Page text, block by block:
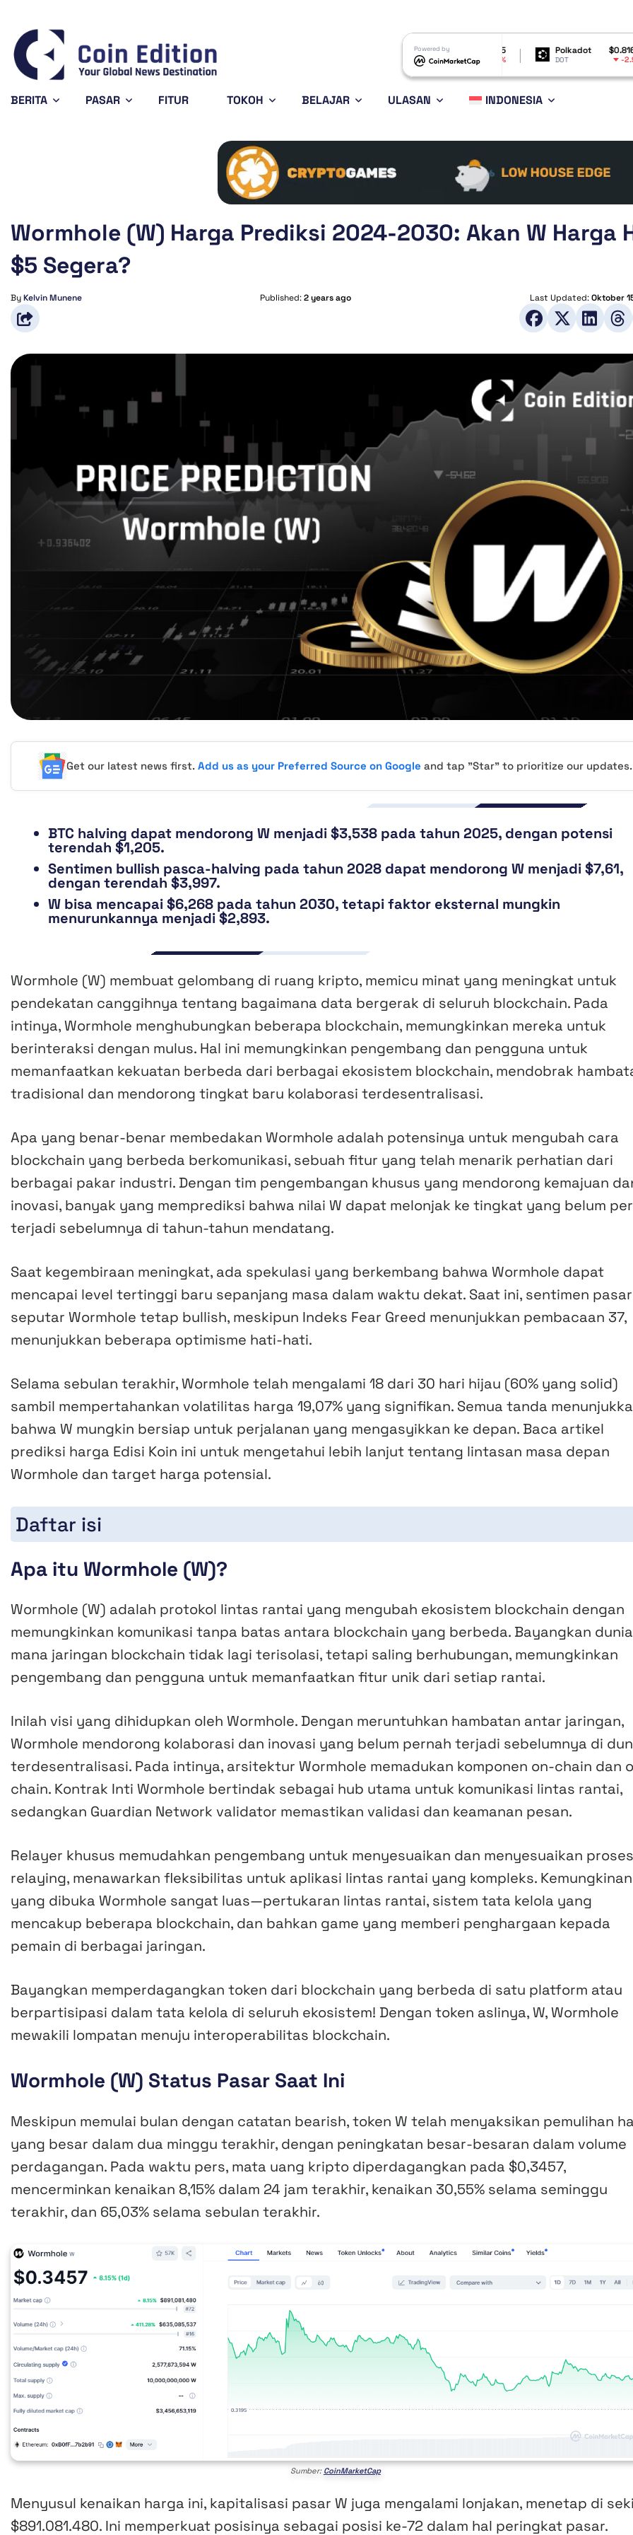
Powered by
Solana $72.64
SOL -1.62%
Avalanche $0.000005
-4.99%
Polkadot $0.816118
DOT -2.98%
BERITA PASAR FITUR TOKOH BELAJAR ULASAN INDONESIA
Wormhole (W) Harga Prediksi 2024-2030: Akan W Harga
$5 Segera?
ByKelvin Munene Published:2 years ago Last Updated:Oktober
Get our latest news first.Add us as your Preferred Source on Google and tap "Star" to prioritize our updates.
BTC halving dapat mendorong W menjadi $3,538 pada tahun 2025, dengan potensi
terendah $1,205.
Sentimen bullish pasca-halving pada tahun 2028 dapat mendorong W menjadi $7,61,
dengan terendah $3,997.
W bisa mencapai $6,268 pada tahun 2030, tetapi faktor eksternal mungkin
menurunkannya menjadi $2,893.
Wormhole (W) membuat gelombang di ruang kripto, memicu minat yang meningkat untuk
pendekatan canggihnya tentang bagaimana data bergerak di seluruh blockchain. Pada
intinya, Wormhole menghubungkan beberapa blockchain, memungkinkan mereka untuk
berinteraksi dengan mulus. Hal ini memungkinkan pengembang dan pengguna untuk
memanfaatkan kekuatan berbeda dari berbagai ekosistem blockchain, mendobrak
tradisional dan mendorong tingkat baru kolaborasi terdesentralisasi.
Apa yang benar-benar membedakan Wormhole adalah potensinya untuk mengubah cara
blockchain yang berbeda berkomunikasi, sebuah fitur yang telah menarik perhatian dari
berbagai pakar industri. Dengan tim pengembangan khusus yang mendorong kemajuan
inovasi, banyak yang memprediksi bahwa nilai W dapat melonjak ke tingkat yang belum
terjadi sebelumnya di tahun-tahun mendatang.
Saat kegembiraan meningkat, ada spekulasi yang berkembang bahwa Wormhole dapat
mencapai level tertinggi baru sepanjang masa dalam waktu dekat. Saat ini, sentimen pasar
seputar Wormhole tetap bullish, meskipun Indeks Fear Greed menunjukkan pembacaan 37,
menunjukkan beberapa optimisme hati-hati.
Selama sebulan terakhir, Wormhole telah mengalami 18 dari 30 hari hijau (60% yang solid)
sambil mempertahankan volatilitas harga 19,07% yang signifikan. Semua tanda
bahwa W mungkin bersiap untuk perjalanan yang mengasyikkan ke depan. Baca artikel
prediksi harga Edisi Koin ini untuk mengetahui lebih lanjut tentang lintasan masa depan
Wormhole dan target harga potensial.
Daftar isi
Apa itu Wormhole (W)?
Wormhole (W) adalah protokol lintas rantai yang mengubah ekosistem blockchain dengan
memungkinkan komunikasi tanpa batas antara blockchain yang berbeda. Bayangkan
mana jaringan blockchain tidak lagi terisolasi, tetapi saling berhubungan, memungkinkan
pengembang dan pengguna untuk memanfaatkan fitur unik dari setiap rantai.
Inilah visi yang dihidupkan oleh Wormhole. Dengan meruntuhkan hambatan antar jaringan,
Wormhole mendorong kolaborasi dan inovasi yang belum pernah terjadi sebelumnya di
terdesentralisasi. Pada intinya, arsitektur Wormhole memadukan komponen on-chain dan
chain. Kontrak Inti Wormhole bertindak sebagai hub utama untuk komunikasi lintas rantai,
sedangkan Guardian Network validator memastikan validasi dan keamanan pesan.
Relayer khusus memudahkan pengembang untuk menyesuaikan dan menyesuaikan proses
relaying, menawarkan fleksibilitas untuk aplikasi lintas rantai yang kompleks. Kemungkinan
yang dibuka Wormhole sangat luas—pertukaran lintas rantai, sistem tata kelola yang
mencakup beberapa blockchain, dan bahkan game yang memberi penghargaan kepada
pemain di berbagai jaringan.
Bayangkan memperdagangkan token dari blockchain yang berbeda di satu platform atau
berpartisipasi dalam tata kelola di seluruh ekosistem! Dengan token aslinya, W, Wormhole
mewakili lompatan menuju interoperabilitas blockchain.
Wormhole (W) Status Pasar Saat Ini
Meskipun memulai bulan dengan catatan bearish, token W telah menyaksikan pemulihan
yang besar dalam dua minggu terakhir, dengan peningkatan besar-besaran dalam volume
perdagangan. Pada waktu pers, mata uang kripto diperdagangkan pada $0,3457,
mencerminkan kenaikan 8,15% dalam 24 jam terakhir, kenaikan 30,55% selama seminggu
terakhir, dan 65,03% selama sebulan terakhir.
Sumber: CoinMarketCap
Menyusul kenaikan harga ini, kapitalisasi pasar W juga mengalami lonjakan, menetap di
$891.081.480. Ini memperkuat posisinya sebagai posisi ke-72 dalam hal peringkat pasar.